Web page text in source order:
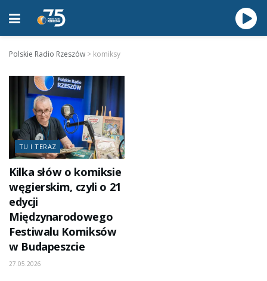
Polskie Radio Rzeszów > komiksy
TU I TERAZ
Kilka słów o komiksie
węgierskim, czyli o 21
edycji
Międzynarodowego
Festiwalu Komiksów
w Budapeszcie
27.05.2026